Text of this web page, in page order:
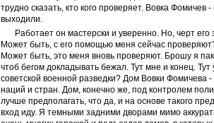
трудно сказать, кто кого проверяет. Вовка
выходили.
Работает он мастерски и уверенно. Но, черт
Может быть, с его помощью меня сейчас
Может быть, это меня вновь проверяют. Брошу я
чтоб бегом докладывать бежал. Тут мне и конец.
советской военной разведки? Дом Вовки
наций и стран. Дом, конечно же, под контролем
лучше предполагать, что да, и на основе такого
вход иду. Я темными задними дворами мимо